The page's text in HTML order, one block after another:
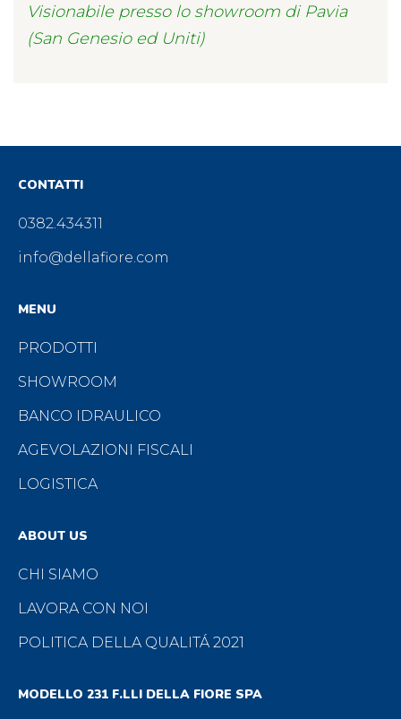
Visionabile presso lo showroom di Pavia
(San Genesio ed Uniti)
CONTATTI
0382.434311
info@dellafiore.com
MENU
PRODOTTI
SHOWROOM
BANCO IDRAULICO
AGEVOLAZIONI FISCALI
LOGISTICA
ABOUT US
CHI SIAMO
LAVORA CON NOI
POLITICA DELLA QUALITÁ 2021
MODELLO 231 F.LLI DELLA FIORE SPA